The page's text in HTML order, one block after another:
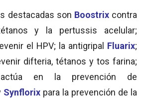
destacadas son Boostrixcontra
y la pertussis acelular;
el HPV; la antigripal Fluarix;
difteria, tétanos y tos farina;
en la prevención de
Synflorix para la prevención de la